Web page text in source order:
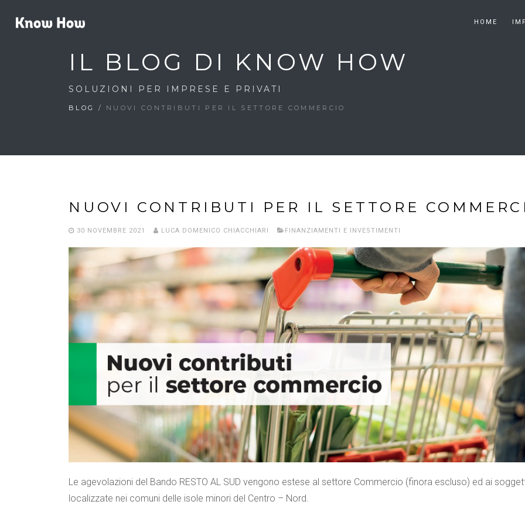
HOME
IL BLOG DI KNOW HOW
SOLUZIONI PER IMPRESE E PRIVATI
BLOG / NUOVI CONTRIBUTI PER IL SETTORE COMMERCIO
NUOVI CONTRIBUTI PER IL SETTORE
30 NOVEMBRE 2021 LUCA DOMENICO CHIACCHIARI FINANZIAMENTI E INVESTIMENTI
Le agevolazioni del Bando RESTO AL SUD vengono estese al settore Commercio (finora escluso) ed ai
localizzate nei comuni delle isole minori del Centro – Nord.